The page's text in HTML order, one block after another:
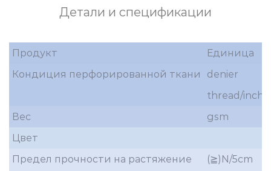
Детали и спецификации
Продукт
Единица
Кондиция перфорированной ткани
denier
thread/inch
Вес
gsm
Цвет
Предел прочности на растяжение
(≧)N/5cm